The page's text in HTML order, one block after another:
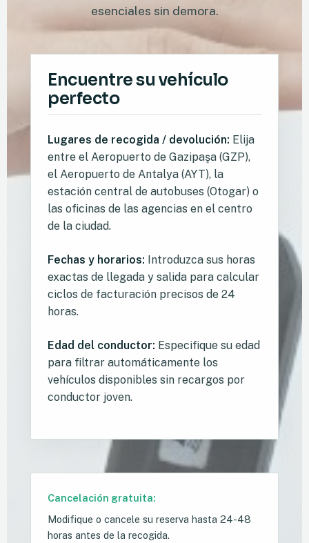
esenciales sin demora.
Encuentre su vehículo
perfecto
Lugares de recogida / devolución: Elija
entre el Aeropuerto de Gazipaşa (GZP),
el Aeropuerto de Antalya (AYT), la
estación central de autobuses (Otogar) o
las oficinas de las agencias en el centro
de la ciudad.
Fechas y horarios: Introduzca sus horas
exactas de llegada y salida para calcular
ciclos de facturación precisos de 24
horas.
Edad del conductor: Especifique su edad
para filtrar automáticamente los
vehículos disponibles sin recargos por
conductor joven.
Cancelación gratuita:
Modifique o cancele su reserva hasta 24-48
horas antes de la recogida.